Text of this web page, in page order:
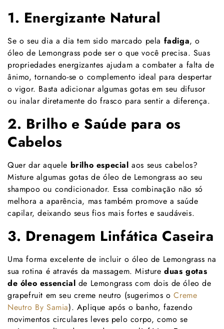
1. Energizante Natural
Se o seu dia a dia tem sido marcado pela fadiga, o
óleo de Lemongrass pode ser o que você precisa. Suas
propriedades energizantes ajudam a combater a falta de
ânimo, tornando-se o complemento ideal para despertar
o vigor. Basta adicionar algumas gotas em seu difusor
ou inalar diretamente do frasco para sentir a diferença.
2. Brilho e Saúde para os
Cabelos
Quer dar aquele brilho especial aos seus cabelos?
Misture algumas gotas de óleo de Lemongrass ao seu
shampoo ou condicionador. Essa combinação não só
melhora a aparência, mas também promove a saúde
capilar, deixando seus fios mais fortes e saudáveis.
3. Drenagem Linfática Caseira
Uma forma excelente de incluir o óleo de Lemongrass na
sua rotina é através da massagem. Mistureduas gotas
de óleo essencial de Lemongrass com dois de óleo de
grapefruit em seu creme neutro (sugerimos oCreme
Neutro By Samia). Aplique após o banho, fazendo
movimentos circulares leves pelo corpo, como se